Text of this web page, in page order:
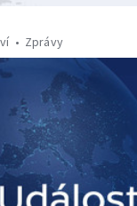
Zprávy